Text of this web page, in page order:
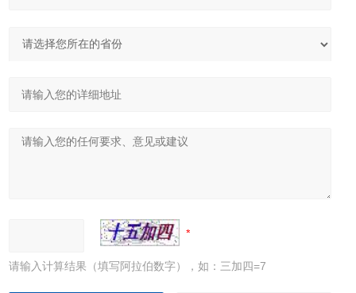
请输入计算结果（填写阿拉伯数字），如：三加四=7